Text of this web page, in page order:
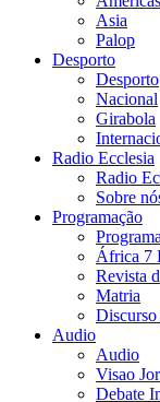
Asia
Palop
Desporto
Desporto
Nacional
Girabola
Radio Ecclesia
Radio
Sobre
Programação
África 7
Revista
Matria
Audio
Audio
Visao
Debate